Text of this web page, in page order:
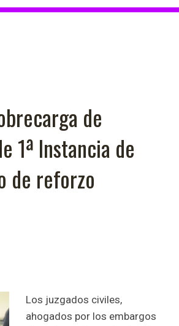
de
1ª Instancia de
de reforzo
Los juzgados civiles,
ahogados por los embargos